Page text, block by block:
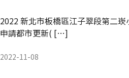
2022 新北市板橋區江子翠段第二
申請都市更新( […]
2022-11-08